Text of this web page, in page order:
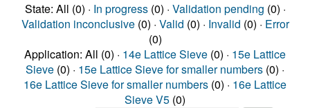
State: All (0) · In progress(0) · Validation pending (0) ·
Validation inconclusive(0) · Valid (0) · Invalid (0) · Error
(0)
Application: All (0) · 14e Lattice Sieve (0) · 15e Lattice
Sieve (0) · 15e Lattice Sieve for smaller numbers (0) ·
16e Lattice Sieve for smaller numbers (0) · 16e Lattice
Sieve V5 (0)